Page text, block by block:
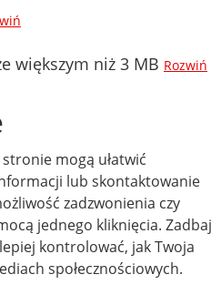
większym niż 3 MB Rozwiń
mogą ułatwić
lub skontaktowanie
zadzwonienia czy
jednego kliknięcia. Zadbaj
kontrolować, jak Twoja
społecznościowych.